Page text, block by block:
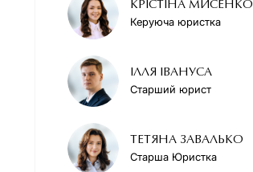
КРІСТІНА МИСЕНКО
Керуюча юристка
ІЛЛЯ ІВАНУСА
Старший юрист
ТЕТЯНА ЗАВАЛЬКО
Старша Юристка